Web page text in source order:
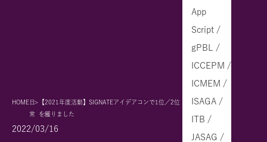
HOME 日
常
【2021年度活動】SIGNATEアイデアコンで1位／2位
を獲りました
2022/03/16
App
Script /
gPBL /
ICCEPM /
ICMEM /
ISAGA /
ITB /
JASAG /